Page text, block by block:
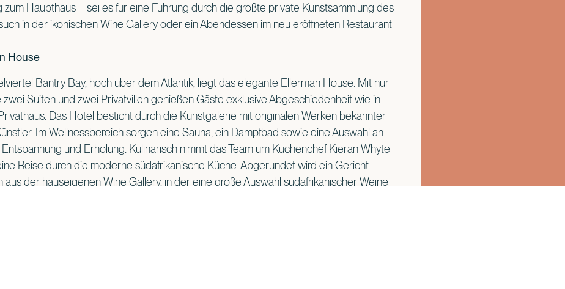
zum Haupthaus – sei es für eine Führung durch die größte private Kunstsammlung des
in der ikonischen Wine Gallery oder ein Abendessen im neu eröffneten Restaurant
House
Bantry Bay, hoch über dem Atlantik, liegt das elegante Ellerman House. Mit nur
Suiten und zwei Privatvillen genießen Gäste exklusive Abgeschiedenheit wie in
Das Hotel besticht durch die Kunstgalerie mit originalen Werken bekannter
Im Wellnessbereich sorgen eine Sauna, ein Dampfbad sowie eine Auswahl an
und Erholung. Kulinarisch nimmt das Team um Küchenchef Kieran Whyte
Reise durch die moderne südafrikanische Küche. Abgerundet wird ein Gericht
aus der hauseigenen Wine Gallery, in der eine große Auswahl südafrikanischer Weine